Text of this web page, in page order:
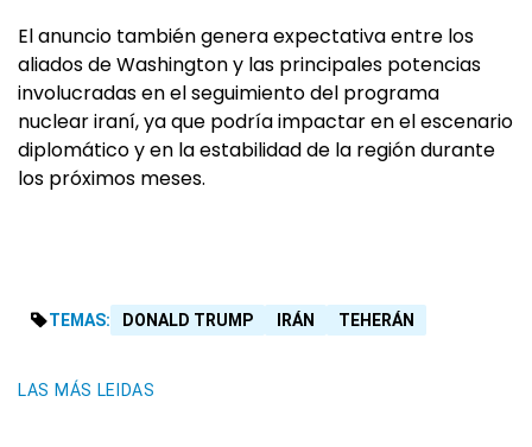
El anuncio también genera expectativa entre los
aliados de Washington y las principales potencias
involucradas en el seguimiento del programa
nuclear iraní, ya que podría impactar en el escenario
diplomático y en la estabilidad de la región durante
los próximos meses.
TEMAS: DONALD TRUMP IRÁN TEHERÁN
LAS MÁS LEIDAS